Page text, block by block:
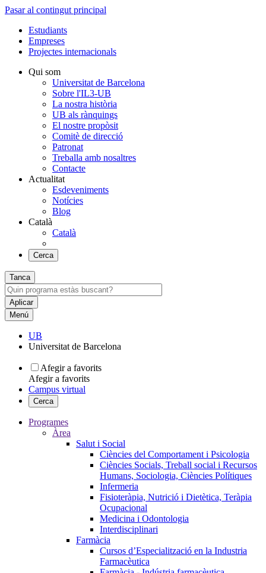
Pasar al contingut principal
Estudiants
Empreses
Projectes internacionals
Qui som
Universitat de Barcelona
Sobre l'IL3-UB
La nostra història
UB als rànquings
El nostre propòsit
Comitè de direcció
Patronat
Treballa amb nosaltres
Contacte
Actualitat
Esdeveniments
Notícies
Blog
Català
Català
Cerca
Tanca
Menú
UB
Universitat de Barcelona
Afegir a favorits
Afegir a favorits
Campus virtual
Cerca
Programes
Àrea
Salut i Social
Ciències del Comportament i Psicologia
Ciències Socials, Treball social i Recursos
Humans, Sociologia, Ciències Polítiques
Infermeria
Fisioteràpia, Nutrició i Dietètica, Teràpia
Ocupacional
Medicina i Odontologia
Interdisciplinari
Farmàcia
Cursos d’Especialització en la Industria
Farmacèutica